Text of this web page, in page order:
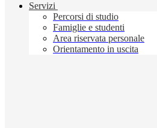
Servizi
Percorsi di studio
Famiglie e studenti
Area riservata personale
Orientamento in uscita